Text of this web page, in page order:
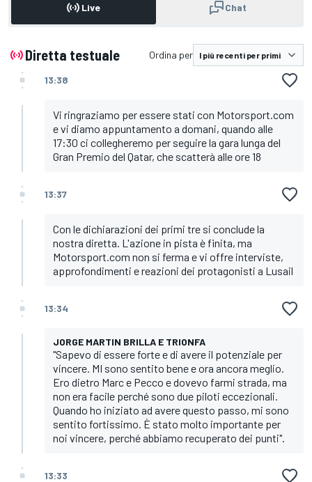
Live Chat
Diretta testuale Ordina per
13:38
Vi ringraziamo per essere stati con Motorsport.com
e vi diamo appuntamento a domani, quando alle
17:30 ci collegheremo per seguire la gara lunga del
Gran Premio del Qatar, che scatterà alle ore 18
13:37
Con le dichiarazioni dei primi tre si conclude la
nostra diretta. L'azione in pista è finita, ma
Motorsport.com non si ferma e vi offre interviste,
approfondimenti e reazioni dei protagonisti a Lusail
13:34
JORGE MARTIN BRILLA E TRIONFA
"Sapevo di essere forte e di avere il potenziale per
vincere. MI sono sentito bene e ora ancora meglio.
Ero dietro Marc e Pecco e dovevo farmi strada, ma
non era facile perché sono due piloti eccezionali.
Quando ho iniziato ad avere questo passo, mi sono
sentito fortissimo. È stato molto importante per
noi vincere, perché abbiamo recuperato dei punti".
13:33